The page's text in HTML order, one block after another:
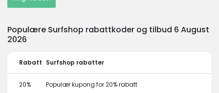
Populære Surfshop rabattkoder og tilbud 6 August
2026
Rabatt Surfshop rabatter
20% Populær kupong for 20% rabatt